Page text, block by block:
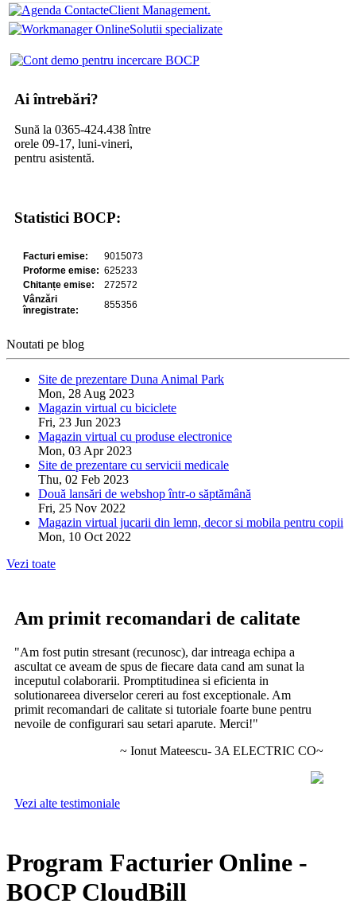
Client Management.
Solutii specializate
Ai întrebări?
Sună la 0365-424.438 între
orele 09-17, luni-vineri,
pentru asistentă.
Statistici BOCP:
Noutati pe blog
Site de prezentare Duna Animal Park
Mon, 28 Aug 2023
Magazin virtual cu biciclete
Fri, 23 Jun 2023
Magazin virtual cu produse electronice
Mon, 03 Apr 2023
Site de prezentare cu servicii medicale
Thu, 02 Feb 2023
Două lansări de webshop într-o săptămână
Fri, 25 Nov 2022
Magazin virtual jucarii din lemn, decor si mobila pentru copii
Mon, 10 Oct 2022
Vezi toate
Am primit recomandari de calitate
"Am fost putin stresant (recunosc), dar intreaga echipa a
ascultat ce aveam de spus de fiecare data cand am sunat la
inceputul colaborarii. Promptitudinea si eficienta in
solutionareea diverselor cereri au fost exceptionale. Am
primit recomandari de calitate si tutoriale foarte bune pentru
nevoile de configurari sau setari aparute. Merci!"
~ Ionut Mateescu- 3A ELECTRIC CO~
Vezi alte testimoniale
Program Facturier Online -
BOCP CloudBill